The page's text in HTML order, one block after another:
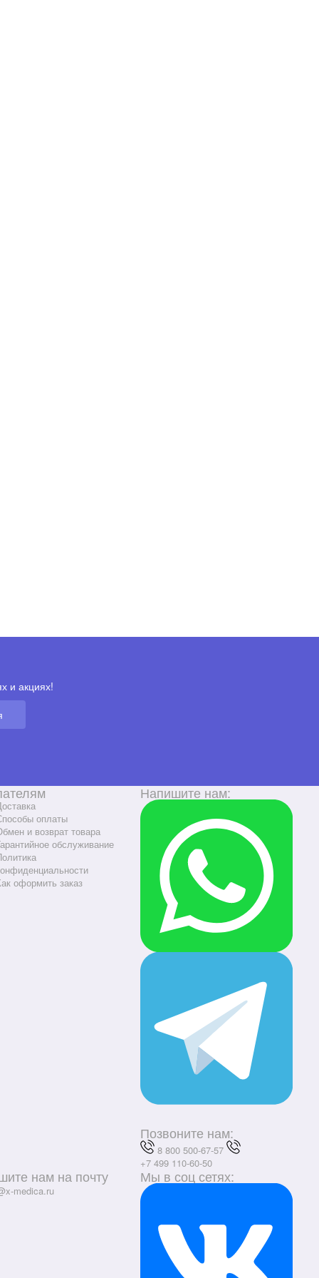
и акциях!
Напишите нам:
Позвоните нам:
8 800 500-67-57
+7 499 110-60-50
оплаты
и возврат товара
обслуживание
оформить заказ
нам на почту
medica.ru
Мы в соц сетях: